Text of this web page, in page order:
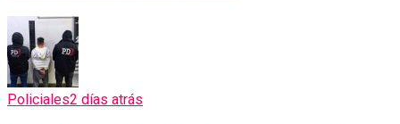
Policiales2 días atrás